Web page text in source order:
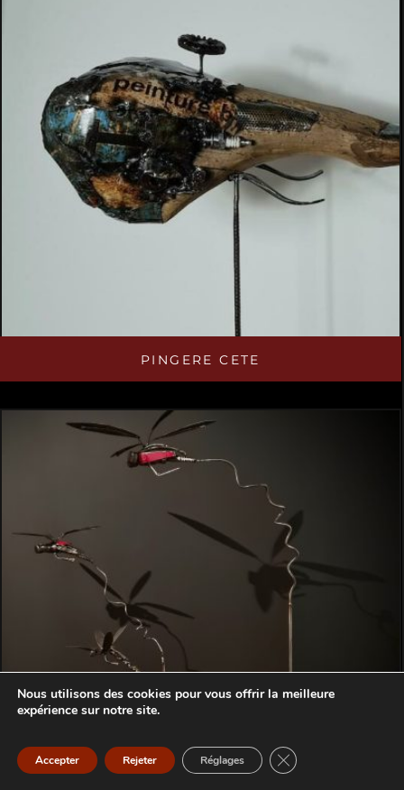
PINGERE CETE
Nous utilisons des cookies pour vous offrir la meilleure
expérience sur notre site.
Accepter Rejeter Réglages Fermer la bannière